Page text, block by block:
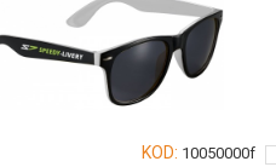
KOD: 10050000f